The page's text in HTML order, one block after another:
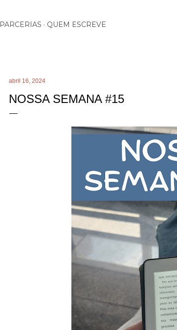
PARCERIAS QUEM ESCREVE
abril 16, 2024
NOSSA SEMANA #15